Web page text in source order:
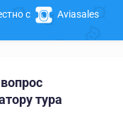
с Aviasales
тура